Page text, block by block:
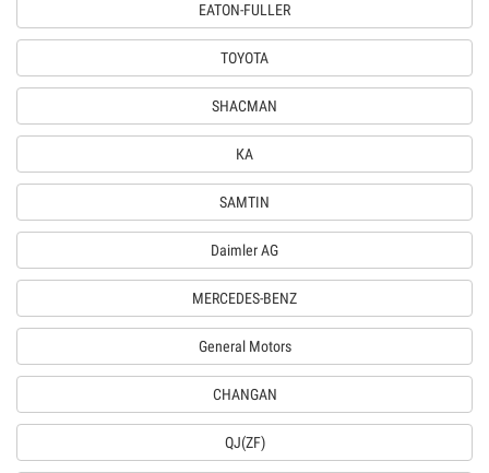
EATON-FULLER
TOYOTA
SHACMAN
КА
SAMTIN
Daimler AG
MERCEDES-BENZ
General Motors
CHANGAN
QJ(ZF)